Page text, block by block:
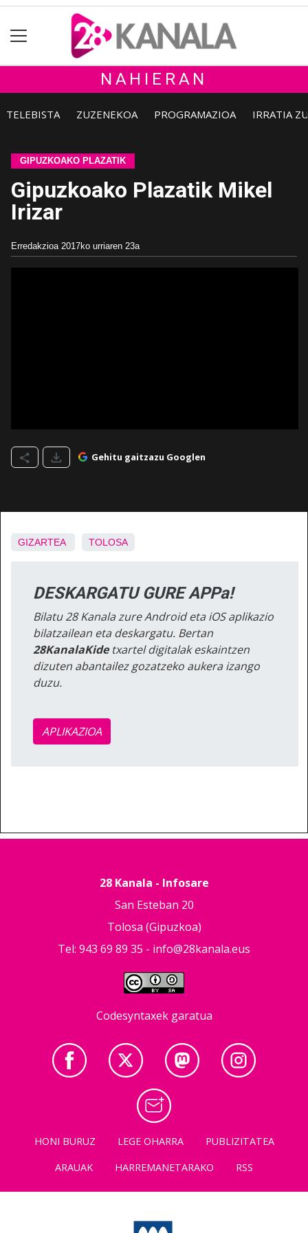
NAHIERAN
TELEBISTA ZUZENEKOA PROGRAMAZIOA IRRATIA
GIPUZKOAKO PLAZATIK
Gipuzkoako Plazatik Mikel
Irizar
Erredakzioa 2017ko urriaren 23a
Gehitu gaitzazu Googlen
GIZARTEA TOLOSA
DESKARGATU GURE APPa!
Bilatu 28 Kanala zure Android eta iOS aplikazio
bilatzailean eta deskargatu. Bertan
28KanalaKidetxartel digitalak eskaintzen
dizuten abantailez gozatzeko aukera izango
duzu.
APLIKAZIOA
28 Kanala - Infosare
San Esteban 20
Tolosa (Gipuzkoa)
Tel: 943 69 89 35 - info@28kanala.eus
Codesyntaxek garatua
HONI BURUZ LEGE OHARRA
PUBLIZITATEA
ARAUAK
HARREMANETARAKO RSS